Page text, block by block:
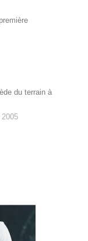
du terrain à